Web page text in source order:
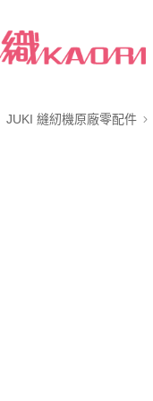
▎JUKI 縫紉機原廠零配件